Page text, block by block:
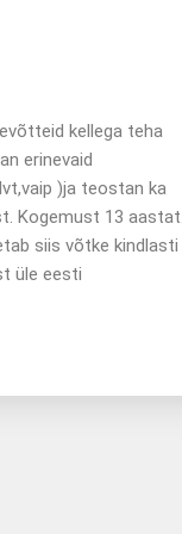
kellega teha
erinevaid
)ja teostan ka
Kogemust 13
siis võtke kindlasti
üle eesti